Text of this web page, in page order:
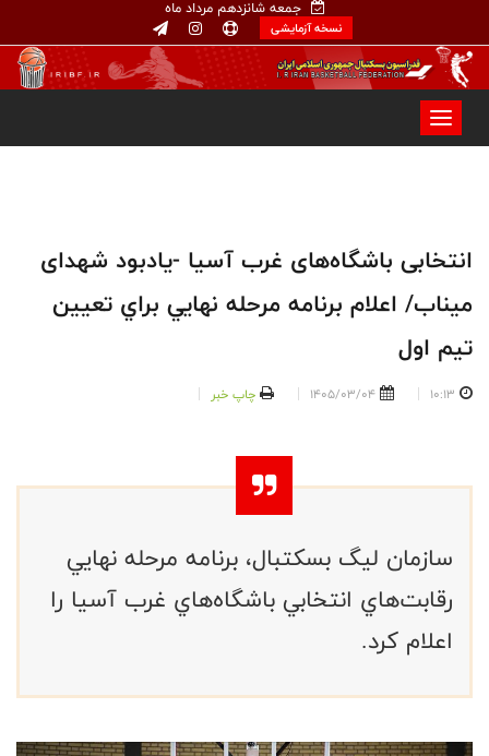
جمعه شانزدهم مرداد ماه
نسخه آزمایشی
انتخابی باشگاه‌های غرب آسیا -یادبود شهدای
ميناب/ اعلام برنامه مرحله نهايي براي تعيين
تيم اول
10:13
1405/03/04 چاپ خبر
سازمان ليگ بسكتبال، برنامه مرحله نهايي
رقابت‌هاي انتخابي باشگاه‌هاي غرب آسيا را
اعلام كرد.